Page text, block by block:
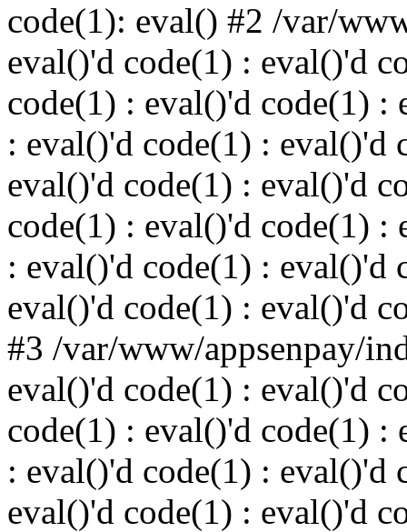
code(1): eval() #2 /var/
eval()'d code(1) : eval()'d
code(1) : eval()'d code(1) :
: eval()'d code(1) : eval()'d
eval()'d code(1) : eval()'d
code(1) : eval()'d code(1) :
: eval()'d code(1) : eval()'d
eval()'d code(1) : eval()'d
#3 /var/www/appsenpay/
eval()'d code(1) : eval()'d
code(1) : eval()'d code(1) :
: eval()'d code(1) : eval()'d
eval()'d code(1) : eval()'d